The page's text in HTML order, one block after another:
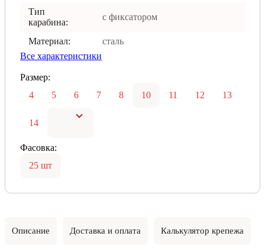
Тип
карабина:
с фиксатором
Материал:
сталь
Все характеристики
Размер:
4
5 6 7 8 10 11 12 13
14
Фасовка:
25 шт
Описание Доставка и оплата Калькулятор крепежа